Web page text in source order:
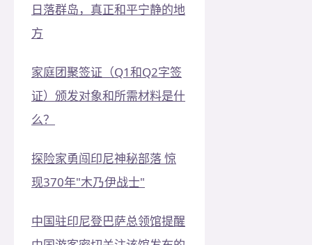
日落群岛，真正和平宁静的地
方
家庭团聚签证（Q1和Q2字签
证）颁发对象和所需材料是什
么？
探险家勇闯印尼神秘部落 惊
现370年"木乃伊战士"
中国驻印尼登巴萨总领馆提醒